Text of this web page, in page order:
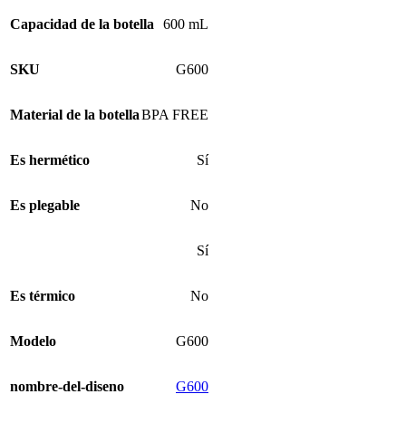
Capacidad de la botella 600 mL
SKU G600
Material de la botellaBPA FREE
Es hermético Sí
Es plegable No
Sí
Es térmico No
Modelo G600
nombre-del-diseno G600